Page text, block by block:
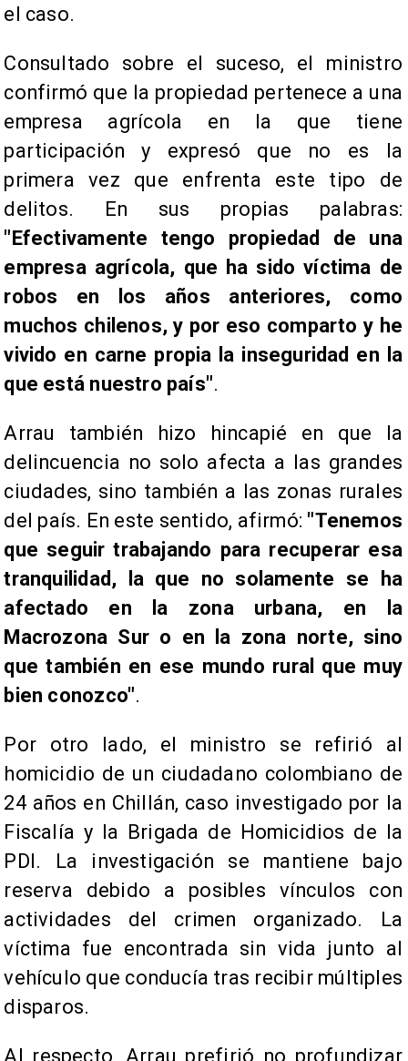
el caso.
Consultado sobre el suceso, el ministro
confirmó que la propiedad pertenece a una
empresa agrícola en la que tiene
participación y expresó que no es la
primera vez que enfrenta este tipo de
delitos. En sus propias palabras:
"Efectivamente tengo propiedad de una
empresa agrícola, que ha sido víctima de
robos en los años anteriores, como
muchos chilenos, y por eso comparto y he
vivido en carne propia la inseguridad en la
que está nuestro país".
Arrau también hizo hincapié en que la
delincuencia no solo afecta a las grandes
ciudades, sino también a las zonas rurales
del país. En este sentido, afirmó: "Tenemos
que seguir trabajando para recuperar esa
tranquilidad, la que no solamente se ha
afectado en la zona urbana, en la
Macrozona Sur o en la zona norte, sino
que también en ese mundo rural que muy
bien conozco".
Por otro lado, el ministro se refirió al
homicidio de un ciudadano colombiano de
24 años en Chillán, caso investigado por la
Fiscalía y la Brigada de Homicidios de la
PDI. La investigación se mantiene bajo
reserva debido a posibles vínculos con
actividades del crimen organizado. La
víctima fue encontrada sin vida junto al
vehículo que conducía tras recibir múltiples
disparos.
Al respecto, Arrau prefirió no profundizar